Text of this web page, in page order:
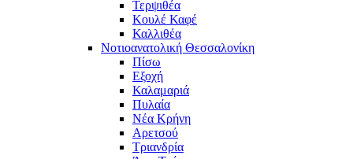
Τερψιθέα
Κουλέ Καφέ
Καλλιθέα
Νοτιοανατολική Θεσσαλονίκη
Πίσω
Εξοχή
Καλαμαριά
Πυλαία
Νέα Κρήνη
Αρετσού
Τριανδρία